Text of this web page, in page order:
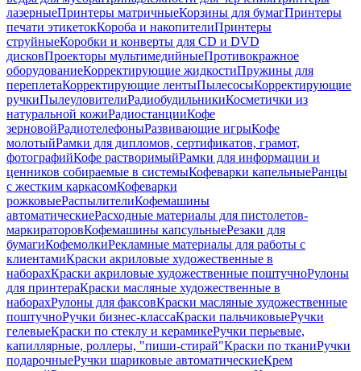
лазерныеПринтеры матричныеКорзины для бумагПринтеры
печати этикетокКороба и накопителиПринтеры
струйныеКоробки и конверты для CD и DVD
дисковПроекторы мультимедийныеПротивокражное
оборудованиеКорректирующие жидкостиПружины для
переплетаКорректирующие лентыПылесосыКорректирующие
ручкиПылеуловителиРадиобудильникиКосметички из
натуральной кожиРадиостанцииКофе
зерновойРадиотелефоныРазвивающие игрыКофе
молотыйРамки для дипломов, сертификатов, грамот,
фотографийКофе растворимыйРамки для информации и
ценников собираемые в системыКофеварки капельныеРанцы
с жестким каркасомКофеварки
рожковыеРаспылителиКофемашины
автоматическиеРасходные материалы для пистолетов-
маркираторовКофемашины капсульныеРезаки для
бумагиКофемолкиРекламные материалы для работы с
клиентамиКраски акриловые художественные в
наборахКраски акриловые художественные поштучноРулоны
для принтераКраски масляные художественные в
наборахРулоны для факсовКраски масляные художественные
поштучноРучки бизнес-классаКраски пальчиковыеРучки
гелевыеКраски по стеклу и керамикеРучки перьевые,
капиллярные, роллеры, "пиши-стирай"Краски по тканиРучки
подарочныеРучки шариковые автоматическиеКрем